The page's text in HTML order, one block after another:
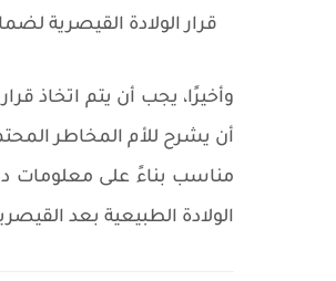
قرار الولادة القيصرية
وأخيرًا، يجب أن يتم اتخاذ
أن يشرح للأم المخاطر
مناسب بناءً على معلومات
الولادة الطبيعية بعد